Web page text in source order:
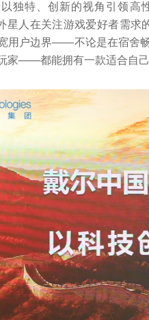
独特、创新的视角引领高
星人在关注游戏爱好者需求
用户边界——不论是在宿舍
家——都能拥有一款适合自己
对话AI创作者 vivo X Fold系列深度
访谈 2 月前